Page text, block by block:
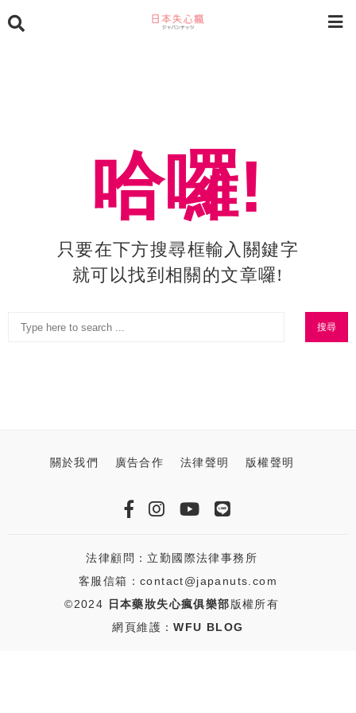
哈囉!
只要在下方搜尋框輸入關鍵字
就可以找到相關的文章囉!
關於我們 廣告合作 法律聲明 版權聲明
法律顧問：立勤國際法律事務所
客服信箱：contact@japanuts.com
©2024
日本藥妝失心瘋俱樂部版權所有
網頁維護：WFU BLOG